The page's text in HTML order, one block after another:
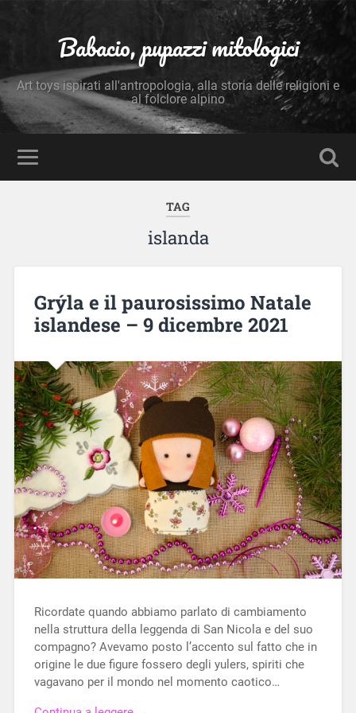
Babacio, pupazzi mitologici
Art toys ispirati all'antropologia, alla storia delle religioni e
al folclore alpino
TAG
islanda
Grýla e il paurosissimo Natale
islandese – 9 dicembre 2021
Ricordate quando abbiamo parlato di cambiamento
nella struttura della leggenda di San Nicola e del suo
compagno? Avevamo posto l’accento sul fatto che in
origine le due figure fossero degli yulers, spiriti che
vagavano per il mondo nel momento caotico…